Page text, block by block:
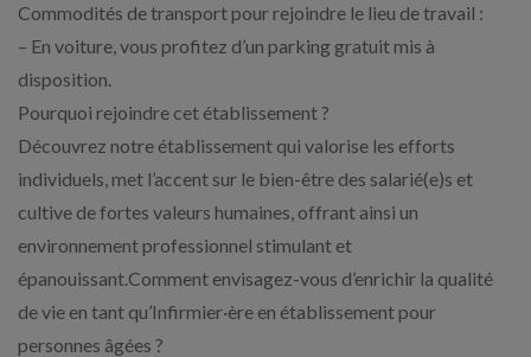
Commodités de transport pour rejoindre le lieu de travail :
– En voiture, vous profitez d’un parking gratuit mis à
disposition.
Pourquoi rejoindre cet établissement ?
Découvrez notre établissement qui valorise les efforts
individuels, met l’accent sur le bien-être des salarié(e)s et
cultive de fortes valeurs humaines, offrant ainsi un
environnement professionnel stimulant et
épanouissant.Comment envisagez-vous d’enrichir la qualité
de vie en tant qu’Infirmier·ère en établissement pour
personnes âgées ?